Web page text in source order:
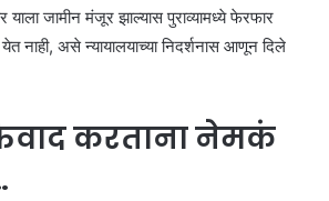
जामीन मंजूर झाल्यास पुराव्यामध्ये फेरफार
नाही, असे न्यायालयाच्या निदर्शनास आणून दिले
करताना नेमकं